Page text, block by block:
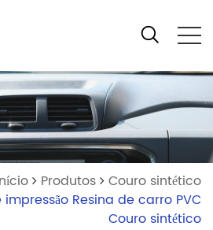
Produtos
Couro sintético
impressão Resina de carro PVC
Couro sintético